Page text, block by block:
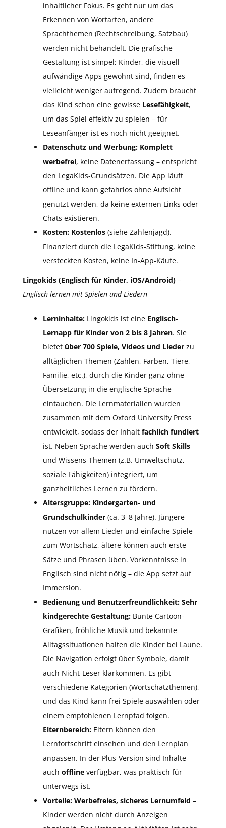
inhaltlicher Fokus. Es geht nur um das
Erkennen von Wortarten, andere
Sprachthemen (Rechtschreibung, Satzbau)
werden nicht behandelt. Die grafische
Gestaltung ist simpel; Kinder, die visuell
aufwändige Apps gewohnt sind, finden es
vielleicht weniger aufregend. Zudem braucht
das Kind schon eine gewisse Lesefähigkeit,
um das Spiel effektiv zu spielen – für
Leseanfänger ist es noch nicht geeignet.
Datenschutz und Werbung: Komplett
werbefrei, keine Datenerfassung – entspricht
den LegaKids-Grundsätzen. Die App läuft
offline und kann gefahrlos ohne Aufsicht
genutzt werden, da keine externen Links oder
Chats existieren.
Kosten: Kostenlos (siehe Zahlenjagd).
Finanziert durch die LegaKids-Stiftung, keine
versteckten Kosten, keine In-App-Käufe.
Lingokids (Englisch für Kinder, iOS/Android) –
Englisch lernen mit Spielen und Liedern
Lerninhalte: Lingokids ist eine Englisch-
Lernapp für Kinder von 2 bis 8 Jahren. Sie
bietet über 700 Spiele, Videos und Lieder zu
alltäglichen Themen (Zahlen, Farben, Tiere,
Familie, etc.), durch die Kinder ganz ohne
Übersetzung in die englische Sprache
eintauchen. Die Lernmaterialien wurden
zusammen mit dem Oxford University Press
entwickelt, sodass der Inhalt fachlich fundiert
ist. Neben Sprache werden auch Soft Skills
und Wissens-Themen (z.B. Umweltschutz,
soziale Fähigkeiten) integriert, um
ganzheitliches Lernen zu fördern.
Altersgruppe: Kindergarten- und
Grundschulkinder (ca. 3–8 Jahre). Jüngere
nutzen vor allem Lieder und einfache Spiele
zum Wortschatz, ältere können auch erste
Sätze und Phrasen üben. Vorkenntnisse in
Englisch sind nicht nötig – die App setzt auf
Immersion.
Bedienung und Benutzerfreundlichkeit: Sehr
kindgerechte Gestaltung: Bunte Cartoon-
Grafiken, fröhliche Musik und bekannte
Alltagssituationen halten die Kinder bei Laune.
Die Navigation erfolgt über Symbole, damit
auch Nicht-Leser klarkommen. Es gibt
verschiedene Kategorien (Wortschatzthemen),
und das Kind kann frei Spiele auswählen oder
einem empfohlenen Lernpfad folgen.
Elternbereich: Eltern können den
Lernfortschritt einsehen und den Lernplan
anpassen. In der Plus-Version sind Inhalte
auch offline verfügbar, was praktisch für
unterwegs ist.
Vorteile: Werbefreies, sicheres Lernumfeld –
Kinder werden nicht durch Anzeigen